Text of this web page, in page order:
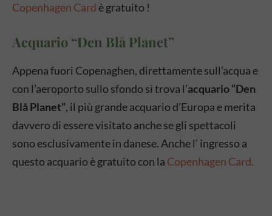
Copenhagen Card è gratuito !
Acquario “Den Blå Planet”
Appena fuori Copenaghen, direttamente sull’acqua e
con l’aeroporto sullo sfondo si trova l’acquario “Den
Blå Planet”, il più grande acquario d’Europa e merita
davvero di essere visitato anche se gli spettacoli
sono esclusivamente in danese. Anche l’ ingresso a
questo acquario è gratuito con la Copenhagen Card.